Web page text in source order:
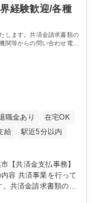
経験歓迎/各種
します。共済金請求書類の
関等からの問い合わせ電話
職金あり
在宅OK
給
駅近5分以内
共済金請求書類の受
医療機関等からの問